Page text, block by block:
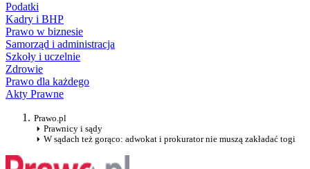
Podatki
Kadry i BHP
Prawo w biznesie
Samorząd i administracja
Szkoły i uczelnie
Zdrowie
Prawo dla każdego
Akty Prawne
Prawo.pl
Prawnicy i sądy
W sądach też gorąco: adwokat i prokurator nie muszą zakładać togi